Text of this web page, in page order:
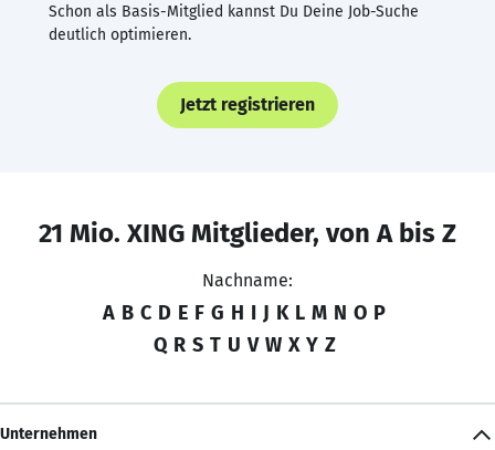
Schon als Basis-Mitglied kannst Du Deine Job-Suche
deutlich optimieren.
Jetzt registrieren
21 Mio. XING Mitglieder, von A bis Z
Nachname:
A B C D E F G H I J K L M N O P
Q R S T U V W X Y Z
Unternehmen